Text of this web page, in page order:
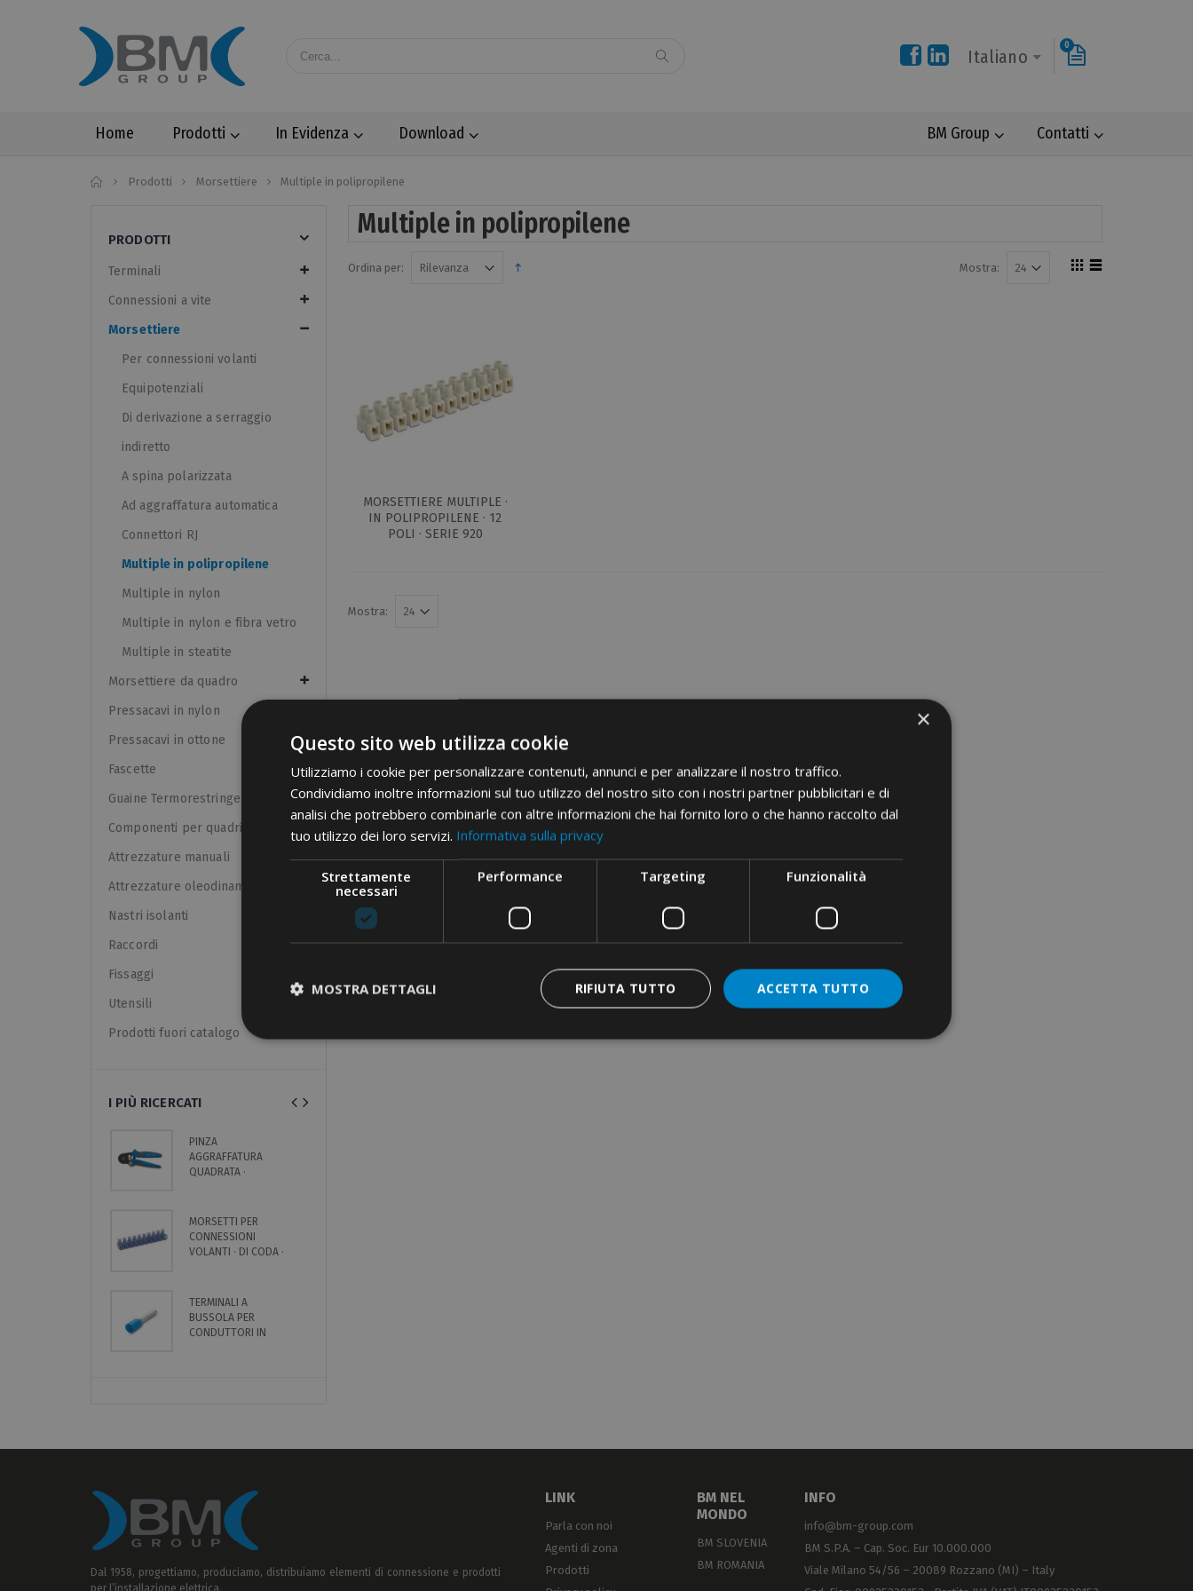
Italiano
0
Home Prodotti In Evidenza Download Contatti
BM Group
Home
Prodotti Morsettiere Multiple in polipropilene
Multiple in polipropilene
Ordina per: Mostra:
MORSETTIERE MULTIPLE ·
IN POLIPROPILENE · 12
POLI · SERIE 920
Mostra:
PRODOTTI
Terminali
Connessioni a vite
Morsettiere
Per connessioni volanti
Equipotenziali
Di derivazione a serraggio
indiretto
A spina polarizzata
Ad aggraffatura automatica
Connettori RJ
Multiple in polipropilene
Multiple in nylon
Multiple in nylon e fibra vetro
Multiple in steatite
Morsettiere da quadro
Pressacavi in nylon
Pressacavi in ottone
Fascette
Guaine Termorestringenti
Componenti per quadri
Attrezzature manuali
Attrezzature oleodinamiche
Nastri isolanti
Raccordi
Fissaggi
Utensili
Prodotti fuori catalogo
I PIÙ RICERCATI
PINZA
AGGRAFFATURA
QUADRATA ·
MORSETTI PER
CONNESSIONI
VOLANTI · DI CODA ·
TERMINALI A
BUSSOLA PER
CONDUTTORI IN
Dal 1958, progettiamo, produciamo, distribuiamo elementi di connessione e prodotti
LINK
Parla con noi
Agenti di zona
Prodotti
BM NEL
MONDO
BM SLOVENIA
BM ROMANIA
INFO
info@bm-group.com
BM S.P.A. – Cap. Soc. Eur 10.000.000
Viale Milano 54/56 – 20089 Rozzano (MI) – Italy
×
Questo sito web utilizza cookie
Utilizziamo i cookie per personalizzare contenuti, annunci e per analizzare il nostro traffico.
Condividiamo inoltre informazioni sul tuo utilizzo del nostro sito con i nostri partner pubblicitari e di
analisi che potrebbero combinarle con altre informazioni che hai fornito loro o che hanno raccolto dal
tuo utilizzo dei loro servizi. Informativa sulla privacy
Strettamente
necessari
Performance Targeting Funzionalità
ACCETTA TUTTO
RIFIUTA TUTTO
MOSTRA DETTAGLI